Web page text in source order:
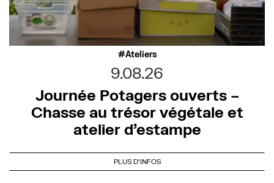
Ateliers
9.08.26
Journée Potagers ouverts –
Chasse au trésor végétale et
atelier d’estampe
PLUS D'INFOS